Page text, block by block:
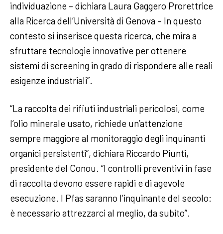
individuazione – dichiara Laura Gaggero Prorettrice
alla Ricerca dell’Università di Genova – In questo
contesto si inserisce questa ricerca, che mira a
sfruttare tecnologie innovative per ottenere
sistemi di screening in grado di rispondere alle reali
esigenze industriali”.
“La raccolta dei rifiuti industriali pericolosi, come
l’olio minerale usato, richiede un’attenzione
sempre maggiore al monitoraggio degli inquinanti
organici persistenti”, dichiara Riccardo Piunti,
presidente del Conou. “I controlli preventivi in fase
di raccolta devono essere rapidi e di agevole
esecuzione. I Pfas saranno l’inquinante del secolo:
è necessario attrezzarci al meglio, da subito”.